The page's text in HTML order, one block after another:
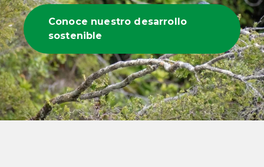
Conoce nuestro desarrollo
sostenible